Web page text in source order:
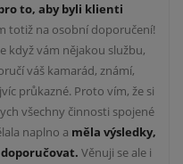
to, aby byli klienti
totiž na osobní doporučení!
když vám nějakou službu,
váš kamarád, známí,
průkazné. Proto vím, že si
všechny činnosti spojené
naplno a měla výsledky,
Věnuji se ale i